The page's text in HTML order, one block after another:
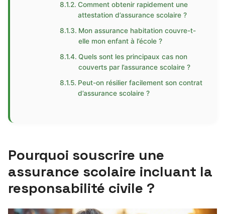
Comment obtenir rapidement une
attestation d’assurance scolaire ?
Mon assurance habitation couvre-t-
elle mon enfant à l’école ?
Quels sont les principaux cas non
couverts par l’assurance scolaire ?
Peut-on résilier facilement son contrat
d’assurance scolaire ?
Pourquoi souscrire une
assurance scolaire incluant la
responsabilité civile ?